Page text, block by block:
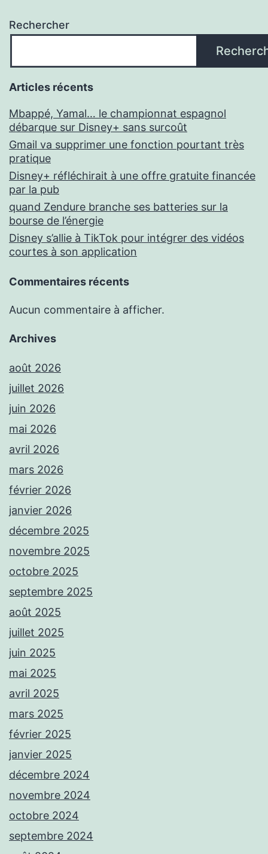
Rechercher
Articles récents
Mbappé, Yamal… le championnat espagnol
débarque sur Disney+ sans surcoût
Gmail va supprimer une fonction pourtant très
pratique
Disney+ réfléchirait à une offre gratuite financée
par la pub
quand Zendure branche ses batteries sur la
bourse de l’énergie
Disney s’allie à TikTok pour intégrer des vidéos
courtes à son application
Commentaires récents
Aucun commentaire à afficher.
Archives
août 2026
juillet 2026
juin 2026
mai 2026
avril 2026
mars 2026
février 2026
janvier 2026
décembre 2025
novembre 2025
octobre 2025
septembre 2025
août 2025
juillet 2025
juin 2025
mai 2025
avril 2025
mars 2025
février 2025
janvier 2025
décembre 2024
novembre 2024
octobre 2024
septembre 2024